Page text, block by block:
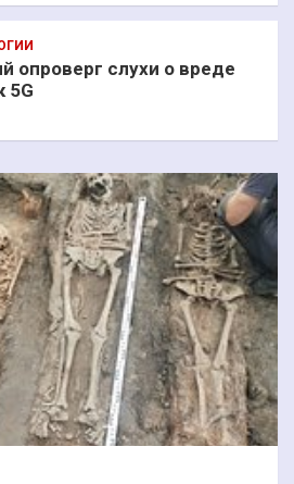
опроверг слухи о вреде
5G